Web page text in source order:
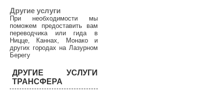
Другие услуги
При необходимости мы
поможем предоставить вам
переводчика или гида в
Ницце, Каннах, Монако и
других городах на Лазурном
Берегу
ДРУГИЕ УСЛУГИ
ТРАНСФЕРА